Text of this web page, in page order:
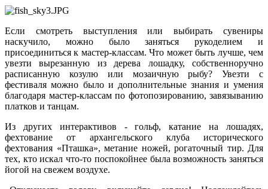
Если смотреть выступления или выбирать сувениры
наскучило, можно было заняться рукоделием и
присоединиться к мастер-классам. Что может быть лучше, чем
увезти вырезанную из дерева лошадку, собственноручно
расписанную козулю или мозаичную рыбу? Увезти с
фестиваля можно было и дополнительные знания и умения
благодаря мастер-классам по фотопозированию, завязыванию
платков и танцам.
Из других интерактивов - гольф, катание на лошадях,
фехтование от архангельского клуба исторического
фехтования «Пташка», метание ножей, рогаточный тир. Для
тех, кто искал что-то поспокойнее была возможность заняться
йогой на свежем воздухе.